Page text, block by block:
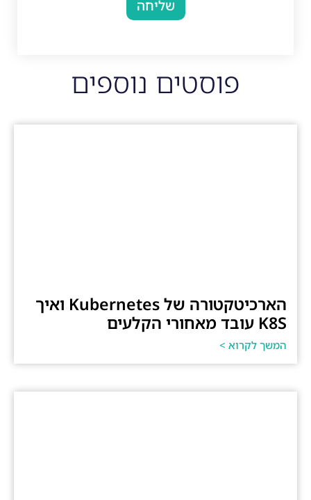
שליחה
פוסטים נוספים
הארכיטקטורה של Kubernetes ואיך
K8S עובד מאחורי הקלעים
המשך לקרוא >